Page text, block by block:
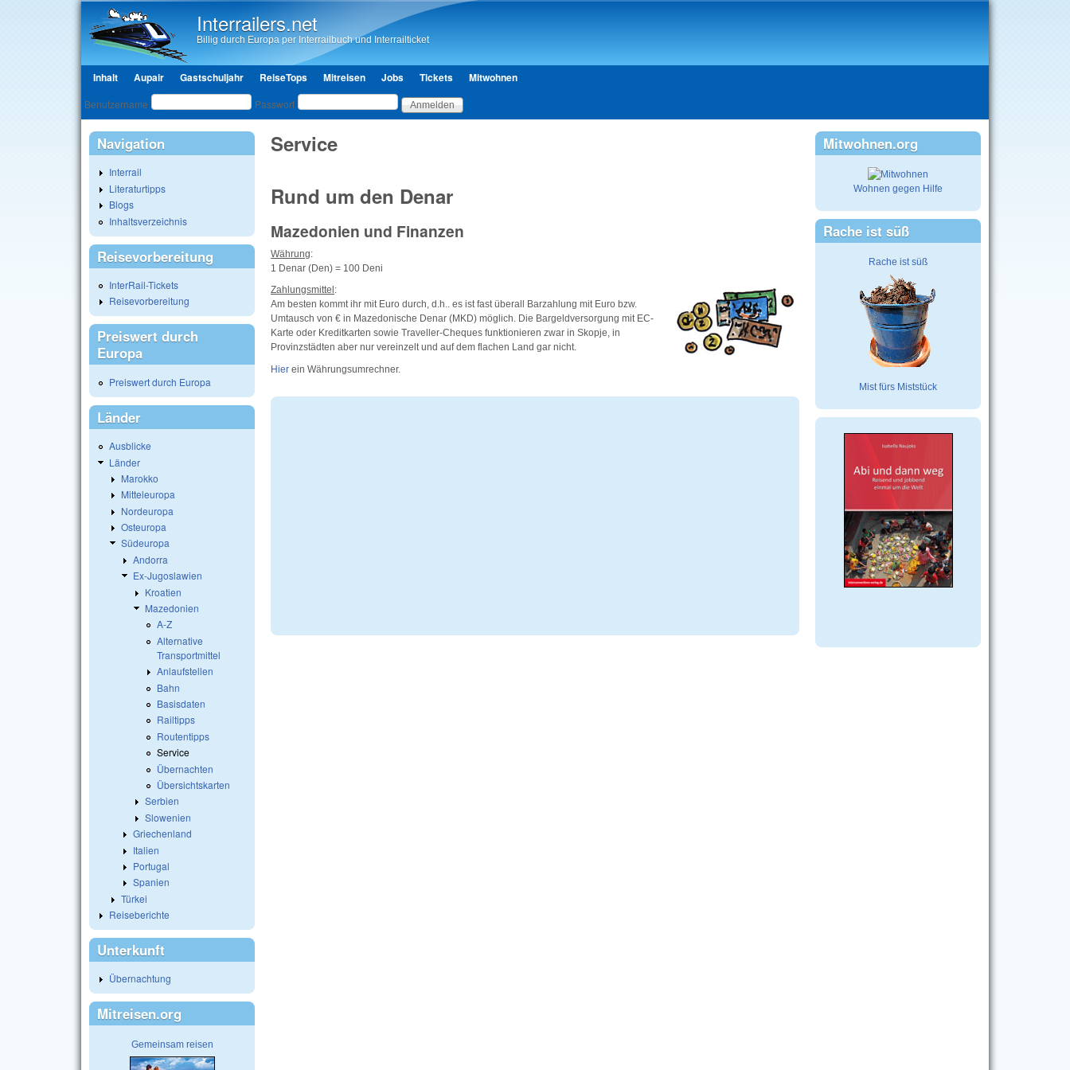
Interrailers.net
Billig durch Europa per Interrailbuch und Interrailticket
Hauptmenü
Inhalt Aupair Gastschuljahr ReiseTops Mitreisen Jobs Tickets Mitwohnen
Benutzeranmeldung
Benutzername Passwort
Service
Rund um den Denar
Mazedonien und Finanzen
Währung:
1 Denar (Den) = 100 Deni
Zahlungsmittel :
Am besten kommt ihr mit Euro durch, d.h.. es ist fast überall Barzahlung mit Euro bzw.
Umtausch von € in Mazedonische Denar (MKD) möglich. Die Bargeldversorgung mit EC-
Karte oder Kreditkarten sowie Traveller-Cheques funktionieren zwar in Skopje, in
Provinzstädten aber nur vereinzelt und auf dem flachen Land gar nicht.
Hier ein Währungsumrechner.
Navigation
Interrail
Literaturtipps
Blogs
Inhaltsverzeichnis
Reisevorbereitung
InterRail-Tickets
Reisevorbereitung
Preiswert durch
Europa
Preiswert durch Europa
Länder
Ausblicke
Länder
Marokko
Mitteleuropa
Nordeuropa
Osteuropa
Südeuropa
Andorra
Ex-Jugoslawien
Kroatien
Mazedonien
A-Z
Alternative
Transportmittel
Anlaufstellen
Bahn
Basisdaten
Railtipps
Routentipps
Service
Übernachten
Übersichtskarten
Serbien
Slowenien
Griechenland
Italien
Portugal
Spanien
Türkei
Reiseberichte
Unterkunft
Übernachtung
Mitreisen.org
Gemeinsam reisen
Mitwohnen.org
Wohnen gegen Hilfe
Rache ist süß
Rache ist süß
Mist fürs Miststück